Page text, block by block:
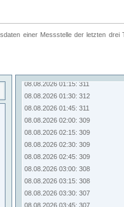
einer Messstelle der letzten drei